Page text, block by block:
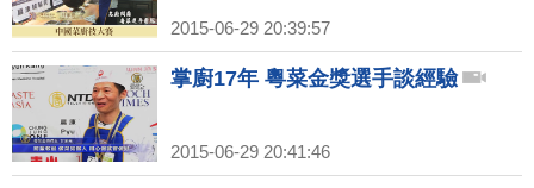
2015-06-29 20:39:57
掌廚17年 粵菜金獎選手談經驗
2015-06-29 20:41:46